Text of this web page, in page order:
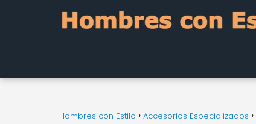
Hombres con Estilo Accesorios Especializados